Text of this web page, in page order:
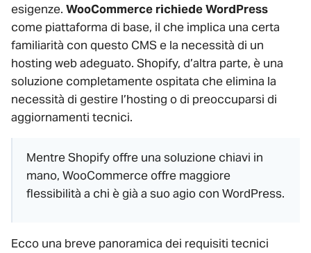
esigenze. WooCommerce richiede WordPress
come piattaforma di base, il che implica una certa
familiarità con questo CMS e la necessità di un
hosting web adeguato. Shopify, d’altra parte, è una
soluzione completamente ospitata che elimina la
necessità di gestire l’hosting o di preoccuparsi di
aggiornamenti tecnici.
Mentre Shopify offre una soluzione chiavi in
mano, WooCommerce offre maggiore
flessibilità a chi è già a suo agio con WordPress.
Ecco una breve panoramica dei requisiti tecnici